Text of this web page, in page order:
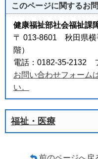
このページに関するお
健康福祉部社会福祉課
〒 013-8601 秋田県横
階）
電話：0182-35-2132
お問い合わせフォーム
い。
福祉・医療